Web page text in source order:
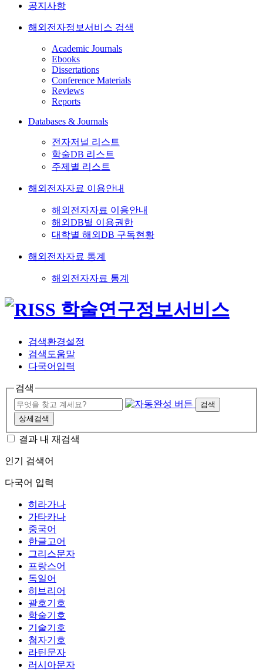
공지사항
해외전자정보서비스 검색
Academic Journals
Ebooks
Dissertations
Conference Materials
Reviews
Reports
Databases & Journals
전자저널 리스트
학술DB 리스트
주제별 리스트
해외전자자료 이용안내
해외전자자료 이용안내
해외DB별 이용권한
대학별 해외DB 구독현황
해외전자자료 통계
해외전자자료 통계
검색환경설정
검색도움말
다국어입력
검색
검색
상세검색
결과 내 재검색
인기 검색어
다국어 입력
히라가나
가타카나
중국어
한글고어
그리스문자
프랑스어
독일어
히브리어
괄호기호
학술기호
기술기호
첨자기호
라틴문자
러시아문자